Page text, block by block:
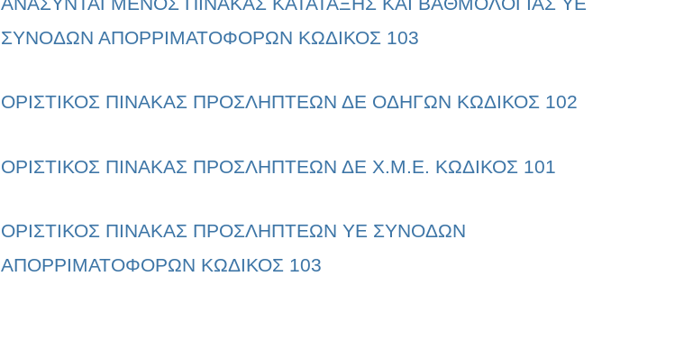
ΣΥΝΟΔΩΝ ΑΠΟΡΡΙΜΑΤΟΦΟΡΩΝ ΚΩΔΙΚΟΣ 103
ΟΡΙΣΤΙΚΟΣ ΠΙΝΑΚΑΣ ΠΡΟΣΛΗΠΤΕΩΝ ΔΕ ΟΔΗΓΩΝ ΚΩΔΙΚΟΣ 102
ΟΡΙΣΤΙΚΟΣ ΠΙΝΑΚΑΣ ΠΡΟΣΛΗΠΤΕΩΝ ΔΕ Χ.Μ.Ε. ΚΩΔΙΚΟΣ 101
ΟΡΙΣΤΙΚΟΣ ΠΙΝΑΚΑΣ ΠΡΟΣΛΗΠΤΕΩΝ ΥΕ ΣΥΝΟΔΩΝ
ΑΠΟΡΡΙΜΑΤΟΦΟΡΩΝ ΚΩΔΙΚΟΣ 103